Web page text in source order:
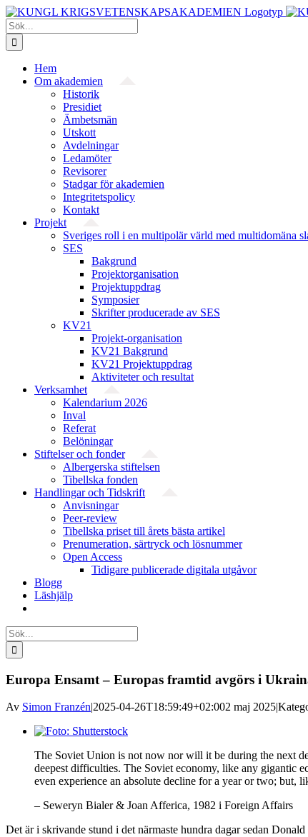
Fortsätt
till
innehållet
Sök
efter:
Hem
Om akademien
Historik
Presidiet
Ämbetsmän
Utskott
Avdelningar
Ledamöter
Revisorer
Stadgar för akademien
Integritetspolicy
Kontakt
Projekt
Sveriges roll i en multipolär värld med multidomäna
SES
Bakgrund
Projekt­organisation
Projektuppdrag
Symposier
Skrifter producerade av SES
KV21
Projekt-organisation
KV21 Bakgrund
KV21 Projektuppdrag
Aktiviteter och resultat
Verksamhet
Kalendarium 2026
Inval
Referat
Belöningar
Stiftelser och fonder
Albergerska stiftelsen
Tibellska fonden
Handlingar och Tidskrift
Anvisningar
Peer-review
Tibellska priset till årets bästa artikel
Prenumeration, särtryck och lösnummer
Open Access
Tidigare publicerade digitala utgåvor
Blogg
Läshjälp
Sök
efter:
Europa Ensamt – Europas framtid avgörs i
Av Simon Franzén|2025-04-26T18:59:49+02:002 maj 2025|
Visa
bild
The Soviet Union is not now nor will it be during the next
deepest difficulties. The Soviet economy, like any gigantic
even experience an absolute decline for a year or two; but,
– Seweryn Bialer & Joan Afferica, 1982 i Foreign Affairs
Det är i skrivande stund i det närmaste hundra dagar sedan